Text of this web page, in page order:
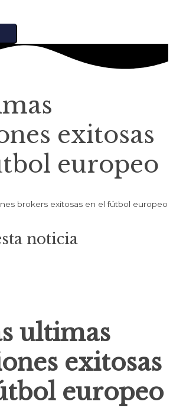
exitosas
europeo
noticia
ultimas
exitosas
europeo